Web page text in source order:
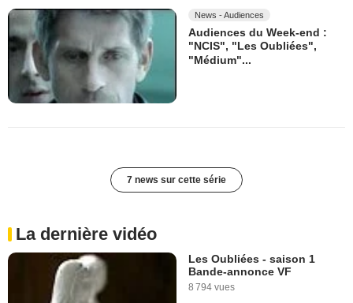
News - Audiences
Audiences du Week-end :
"NCIS", "Les Oubliées",
"Médium"...
7 news sur cette série
La dernière vidéo
Les Oubliées - saison 1
Bande-annonce VF
8 794 vues